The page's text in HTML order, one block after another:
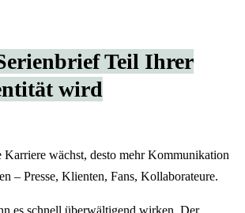
Teil Ihrer
wird
Karriere wächst, desto mehr Kommunikation
– Presse, Klienten, Fans, Kollaborateure.
es schnell überwältigend wirken. Der